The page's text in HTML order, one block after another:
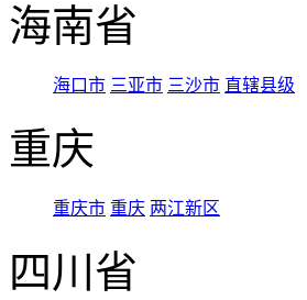
海南省
海口市 三亚市 三沙市 直辖县级
重庆
重庆市 重庆 两江新区
四川省